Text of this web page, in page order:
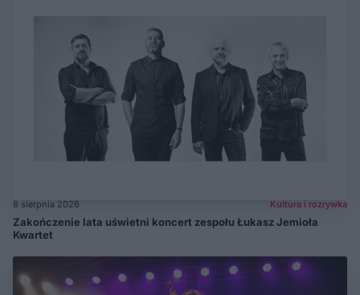
8 sierpnia 2026 Kultura i rozrywka
Zakończenie lata uświetni koncert zespołu Łukasz Jemioła
Kwartet